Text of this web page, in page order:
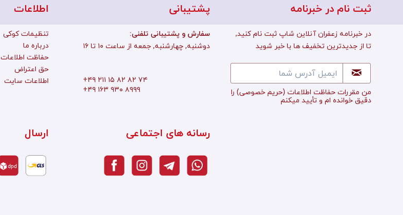
اطلاعات
تنظیمات کوکی
درباره ما
حفاظت اطلاعات
حق اعتراض
اطلاعات سایت
پشتیبانی
:سفارش و پشتیبانی تلفنی
دوشنبه, چهارشنبه, جمعه از ساعت ۱۰ تا ۱۶
+۴۹ ۲۱۱ ۱۵ ۸۲ ۸۲ ۷۴
+۴۹ ۱۶۳ ۹۳۰ ۸۹۹۹
ثبت نام در خبرنامه
در خبرنامه زعفران آنلاین شاپ ثبت نام کنید,
تا از جدیدترین تخفیف ها با خبر شوید
من مقررات حفاظت اطلاعات (حریم خصوصی) را
دقیق خوانده ام و تأييد میکنم
ارسال رسانه های اجتماعی